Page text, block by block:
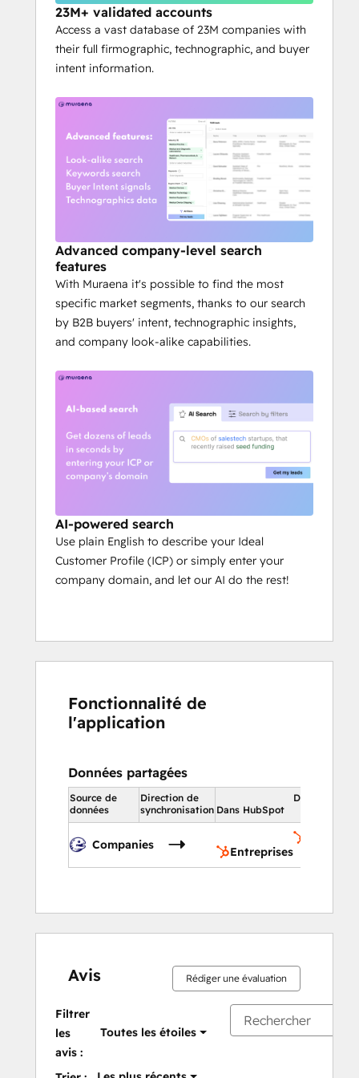
Muraena provides a detailed market
snapshot from any industry, enriching your
CRM with accounts ready for engagement.
at muraena.ai
23M+ validated accounts
Access a vast database of 23M companies with
their full firmographic, technographic, and buyer
intent information.
Advanced company-level search
features
With Muraena it's possible to find the most
specific market segments, thanks to our search
by B2B buyers' intent, technographic insights,
and company look-alike capabilities.
AI-powered search
Use plain English to describe your Ideal
Customer Profile (ICP) or simply enter your
company domain, and let our AI do the rest!
Fonctionnalité de
l'application
Données partagées
Source de
données
Direction de
synchronisation
Dans
Dans HubSpot
Companies
Entreprises
Avis Rédiger une évaluation
Filtrer
les
avis :
Toutes les étoiles